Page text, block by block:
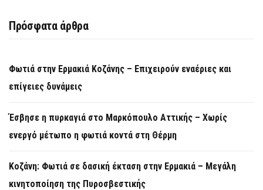
Πρόσφατα άρθρα
Φωτιά στην Ερμακιά Κοζάνης – Επιχειρούν εναέριες και
επίγειες δυνάμεις
Έσβησε η πυρκαγιά στο Μαρκόπουλο Αττικής – Χωρίς
ενεργό μέτωπο η φωτιά κοντά στη Θέρμη
Κοζάνη: Φωτιά σε δασική έκταση στην Ερμακιά – Μεγάλη
κινητοποίηση της Πυροσβεστικής